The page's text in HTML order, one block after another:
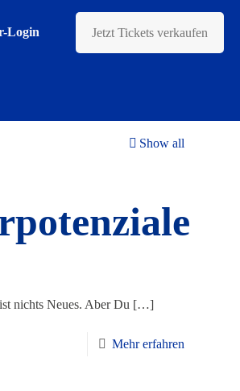
Login Jetzt Tickets verkaufen
Show all
nichts Neues. Aber Du […]
Mehr erfahren